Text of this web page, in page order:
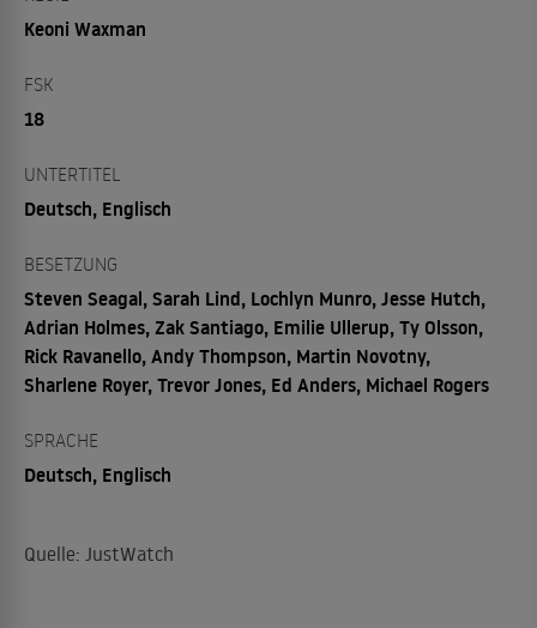
Keoni Waxman
FSK
18
UNTERTITEL
Deutsch, Englisch
BESETZUNG
Steven Seagal, Sarah Lind, Lochlyn Munro, Jesse Hutch,
Adrian Holmes, Zak Santiago, Emilie Ullerup, Ty Olsson,
Rick Ravanello, Andy Thompson, Martin Novotny,
Sharlene Royer, Trevor Jones, Ed Anders, Michael Rogers
SPRACHE
Deutsch, Englisch
Quelle: JustWatch